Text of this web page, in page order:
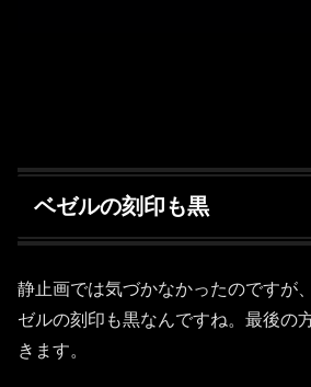
ベゼルの刻印も黒
静止画では気づかなかったのですが
ゼルの刻印も黒なんですね。最後の
きます。